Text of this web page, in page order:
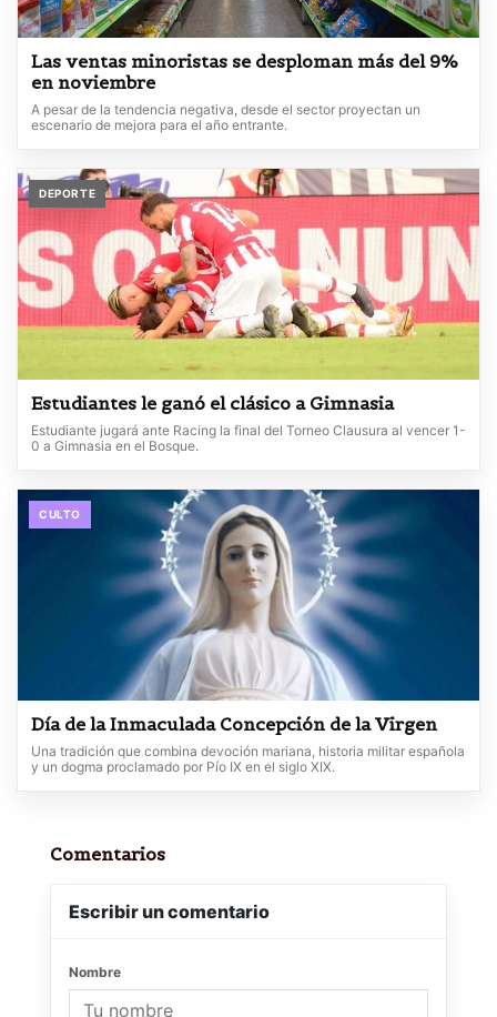
Las ventas minoristas se desploman más del 9%
en noviembre
A pesar de la tendencia negativa, desde el sector proyectan un
escenario de mejora para el año entrante.
DEPORTE
Estudiantes le ganó el clásico a Gimnasia
Estudiante jugará ante Racing la final del Torneo Clausura al vencer 1-
0 a Gimnasia en el Bosque.
CULTO
Día de la Inmaculada Concepción de la Virgen
Una tradición que combina devoción mariana, historia militar española
y un dogma proclamado por Pío IX en el siglo XIX.
Comentarios
Escribir un comentario
Nombre